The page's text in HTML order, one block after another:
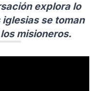
explora lo
se toman
misioneros.